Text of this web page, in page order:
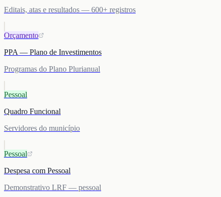
Editais, atas e resultados — 600+ registros
Orçamento
PPA — Plano de Investimentos
Programas do Plano Plurianual
Pessoal
Quadro Funcional
Servidores do município
Pessoal
Despesa com Pessoal
Demonstrativo LRF — pessoal